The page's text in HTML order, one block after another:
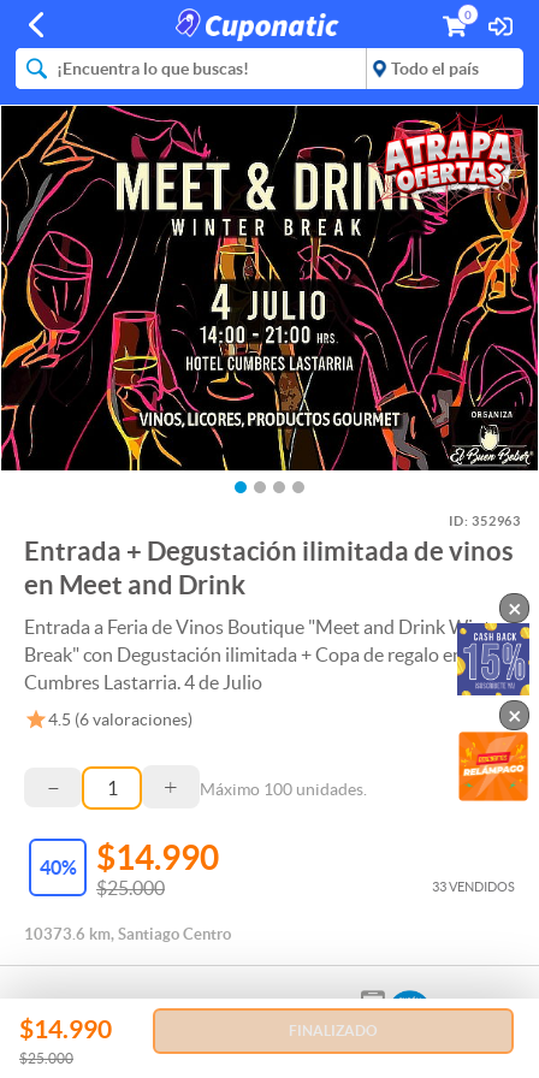
0
ID:352963
Entrada + Degustación ilimitada de vinos
en Meet and Drink
Entrada a Feria de Vinos Boutique "Meet and Drink Winter
Break" con Degustación ilimitada + Copa de regalo en Hotel
Cumbres Lastarria. 4 de Julio
4.5 (6 valoraciones)
– + Máximo 100 unidades.
40% $14.990
$25.000 33 VENDIDOS
10373.6 km, Santiago Centro
$14.990
$25.000
FINALIZADO
×
×